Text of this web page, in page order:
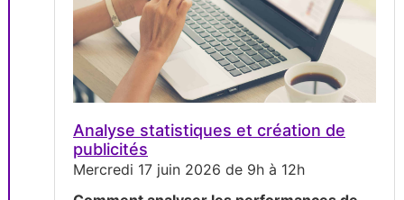
Analyse statistiques et création de
publicités
Mercredi 17 juin 2026 de 9h à 12h